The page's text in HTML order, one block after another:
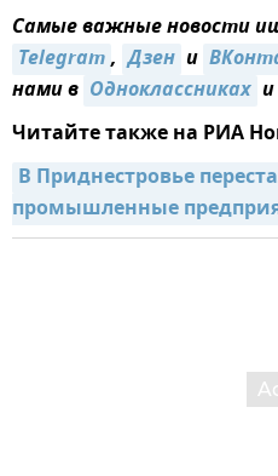
Самые важные новости
Telegram, Дзен и
нами в Одноклассниках и
Читайте также на РИА
В Приднестровье
промышленные